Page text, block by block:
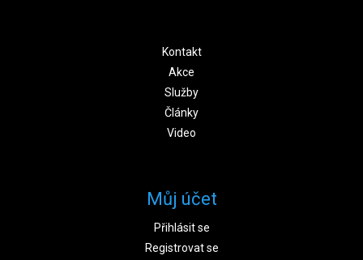
Kontakt
Akce
Služby
Články
Video
Můj účet
Přihlásit se
Registrovat se